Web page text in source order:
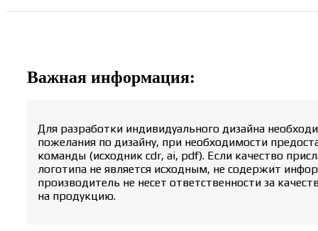
Важная информация:
Для разработки индивидуального дизайна
пожелания по дизайну, при необходимости
команды (исходник cdr, ai, pdf). Если качество
логотипа не является исходным, не содержит
производитель не несет ответственности за
на продукцию.